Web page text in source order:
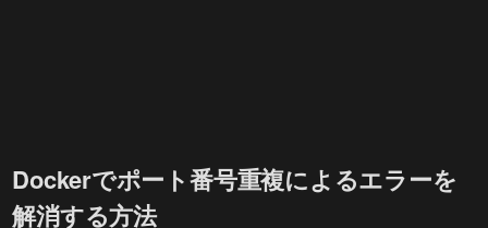
Dockerでポート番号重複によるエラーを
解消する方法